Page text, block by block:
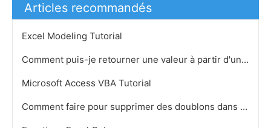
Articles recommandés
Excel Modeling Tutorial
Comment puis-je retourner une valeur à partir d'une liste dans Excel
Microsoft Access VBA Tutorial
Comment faire pour supprimer des doublons dans Excel